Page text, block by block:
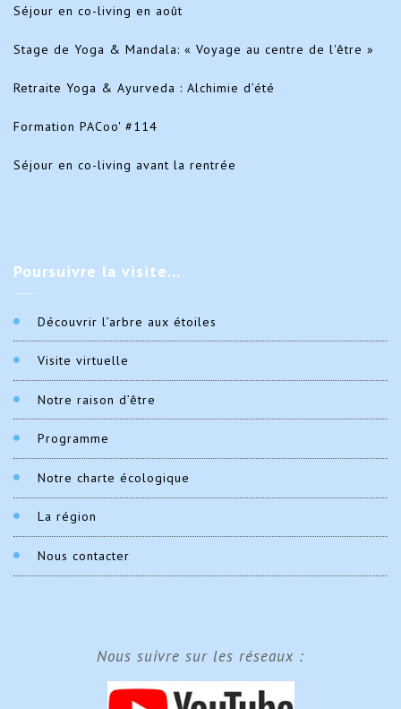
Séjour en co-living en août
Stage de Yoga & Mandala: « Voyage au centre de l'être »
Retraite Yoga & Ayurveda : Alchimie d’été
Formation PACoo' #114
Séjour en co-living avant la rentrée
Poursuivre la visite…
Découvrir l’arbre aux étoiles
Visite virtuelle
Notre raison d’être
Programme
Notre charte écologique
La région
Nous contacter
Nous suivre sur les réseaux :